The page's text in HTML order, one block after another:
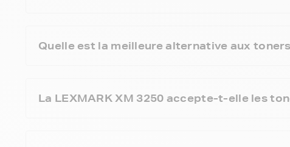
Quelle est la meilleure alternative aux
La LEXMARK XM 3250 accepte-t-elle les